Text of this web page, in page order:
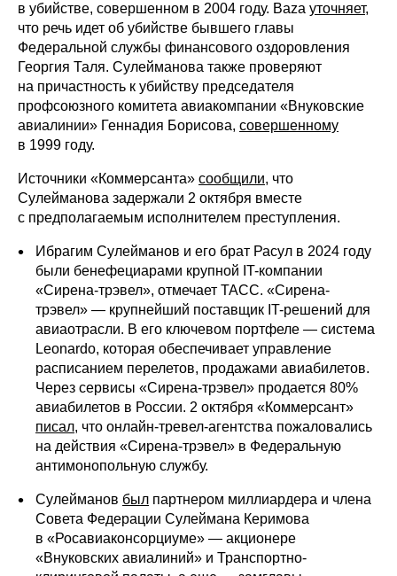
в убийстве, совершенном в 2004 году. Baza уточняет,
что речь идет об убийстве бывшего главы
Федеральной службы финансового оздоровления
Георгия Таля. Сулейманова также проверяют
на причастность к убийству председателя
профсоюзного комитета авиакомпании «Внуковские
авиалинии» Геннадия Борисова, совершенному
в 1999 году.
Источники «Коммерсанта» сообщили, что
Сулейманова задержали 2 октября вместе
с предполагаемым исполнителем преступления.
Ибрагим Сулейманов и его брат Расул в 2024 году
были бенефециарами крупной IT-компании
«Сирена-трэвел», отмечает ТАСС. «Сирена-
трэвел» — крупнейший поставщик IT-решений для
авиаотрасли. В его ключевом портфеле — система
Leonardo, которая обеспечивает управление
расписанием перелетов, продажами авиабилетов.
Через сервисы «Сирена-трэвел» продается 80%
авиабилетов в России. 2 октября «Коммерсант»
писал, что онлайн-тревел-агентства пожаловались
на действия «Сирена-трэвел» в Федеральную
антимонопольную службу.
Сулейманов был партнером миллиардера и члена
Совета Федерации Сулеймана Керимова
в «Росавиаконсорциуме» — акционере
«Внуковских авиалиний» и Транспортно-